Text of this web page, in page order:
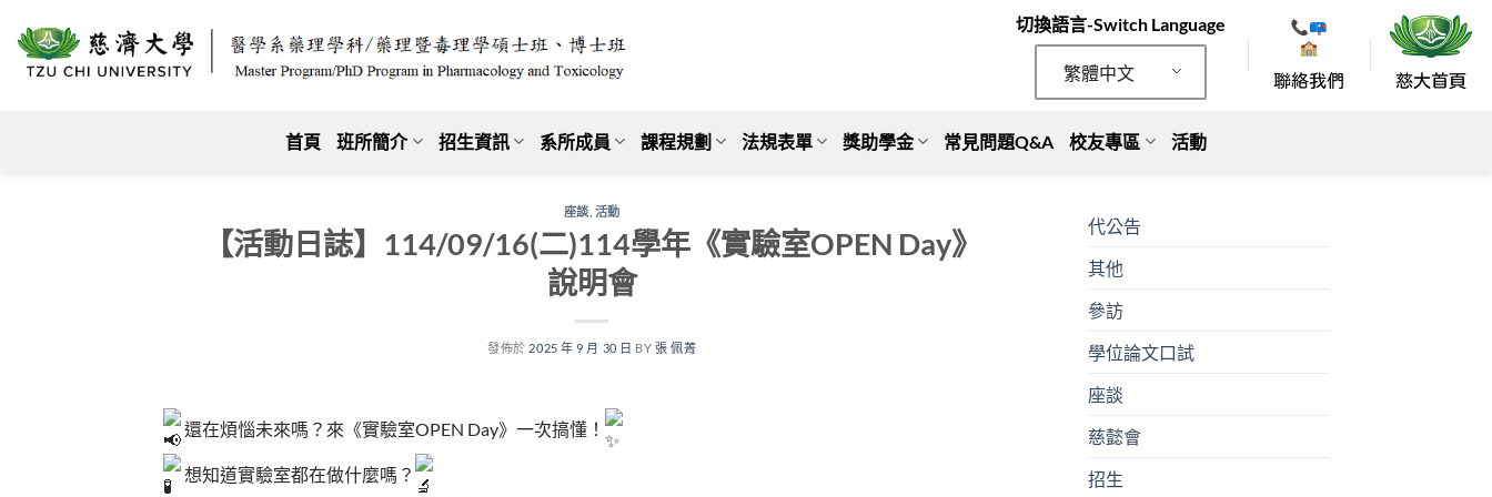
切換語言-Switch Language
繁體中文
首頁 班所簡介 招生資訊 系所成員 課程規劃 法規表單 獎助學金 常見問題Q&A 校友專區 活動
座談 活動
【活動日誌】114/09/16(二)114學年《實驗室OPEN Day》
說明會
發佈於 2025 年 9 月 30 日 BY張 佩菁
還在煩惱未來嗎？來《實驗室OPEN Day》一次搞懂！
想知道實驗室都在做什麼嗎？
代公告
其他
參訪
學位論文口試
座談
慈懿會
招生